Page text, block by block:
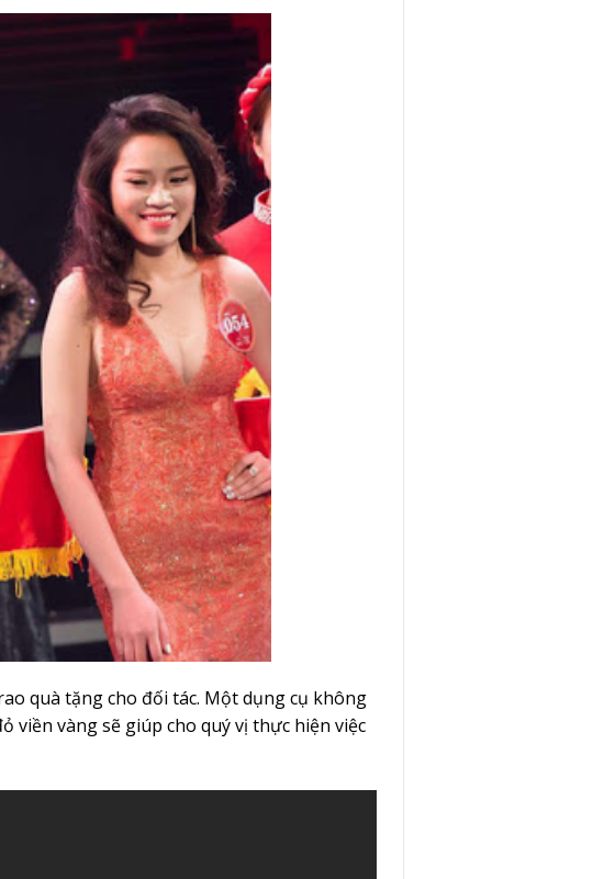
quà tặng cho đối tác. Một dụng cụ không
vàng sẽ giúp cho quý vị thực hiện việc